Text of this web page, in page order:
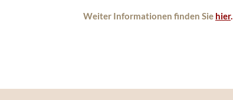
Weiter Informationen finden Sie hier.